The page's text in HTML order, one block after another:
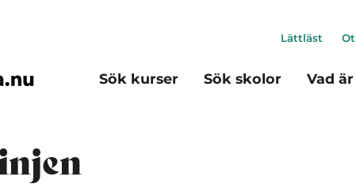
Sök kurser Sök skolor Vad
Lättläst